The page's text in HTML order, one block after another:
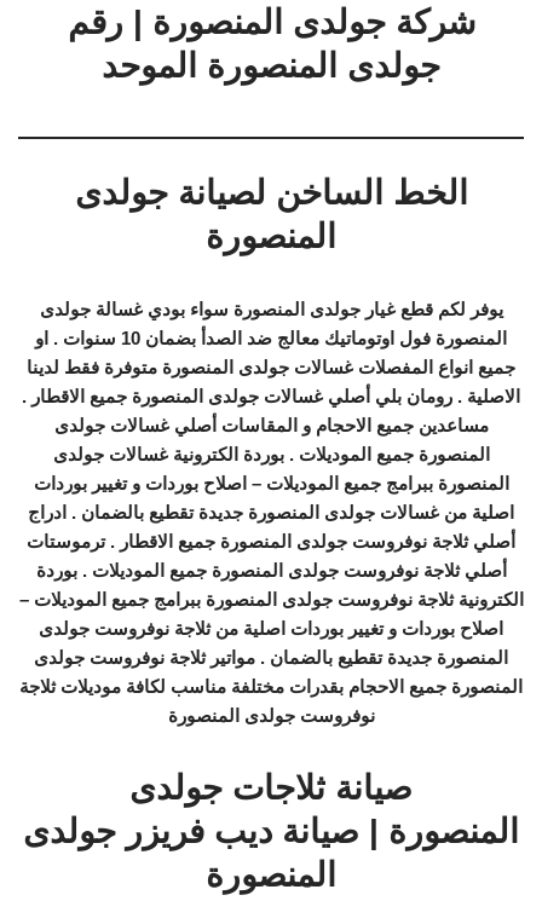
شركة جولدى المنصورة | رقم
جولدى المنصورة الموحد
الخط الساخن لصيانة جولدى
المنصورة
يوفر لكم قطع غيار جولدى المنصورة سواء بودي غسالة جولدى
المنصورة فول اوتوماتيك معالج ضد الصدأ بضمان 10 سنوات . او
جميع انواع المفصلات غسالات جولدى المنصورة متوفرة فقط لدينا
الاصلية . رومان بلي أصلي غسالات جولدى المنصورة جميع الاقطار .
مساعدين جميع الاحجام و المقاسات أصلي غسالات جولدى
المنصورة جميع الموديلات . بوردة الكترونية غسالات جولدى
المنصورة ببرامج جميع الموديلات – اصلاح بوردات و تغيير بوردات
اصلية من غسالات جولدى المنصورة جديدة تقطيع بالضمان . ادراج
أصلي ثلاجة نوفروست جولدى المنصورة جميع الاقطار . ترموستات
أصلي ثلاجة نوفروست جولدى المنصورة جميع الموديلات . بوردة
الكترونية ثلاجة نوفروست جولدى المنصورة ببرامج جميع الموديلات –
اصلاح بوردات و تغيير بوردات اصلية من ثلاجة نوفروست جولدى
المنصورة جديدة تقطيع بالضمان . مواتير ثلاجة نوفروست جولدى
المنصورة جميع الاحجام بقدرات مختلفة مناسب لكافة موديلات ثلاجة
نوفروست جولدى المنصورة
صيانة ثلاجات جولدى
المنصورة | صيانة ديب فريزر جولدى
المنصورة